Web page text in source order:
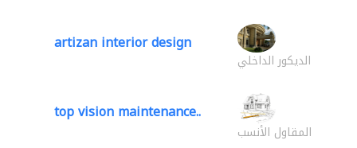
artizan interior design
الديكور الداخلي
top vision maintenance..
المقاول الأنسب